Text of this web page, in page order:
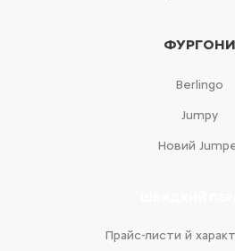
ФУРГОНИ
Berlingo
Jumpy
Новий
Прайс-листи й